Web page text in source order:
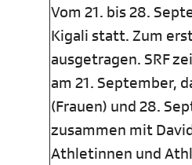
Vom 21. bis 28.
Kigali statt. Zum
ausgetragen. SRF
am 21. September,
(Frauen) und 28.
zusammen mit
Athletinnen und